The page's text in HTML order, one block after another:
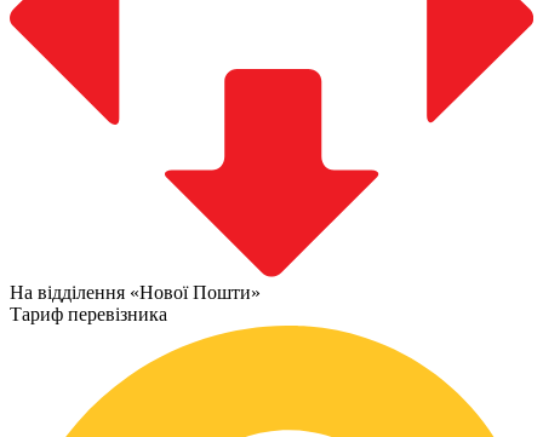
На відділення «Нової Пошти»
Тариф перевізника